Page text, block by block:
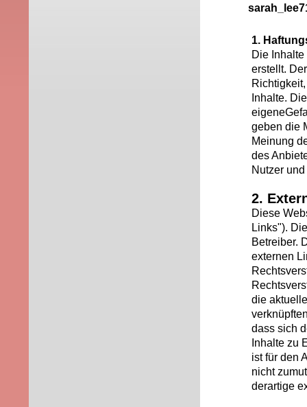
1.
Die
erstellt.
Inhalte.
geben die
Meinung
des
Nutzer
2.
Diese
Links").
Betreiber.
externen
die
dass sich
Inhalte zu
ist für den
nicht
derartige